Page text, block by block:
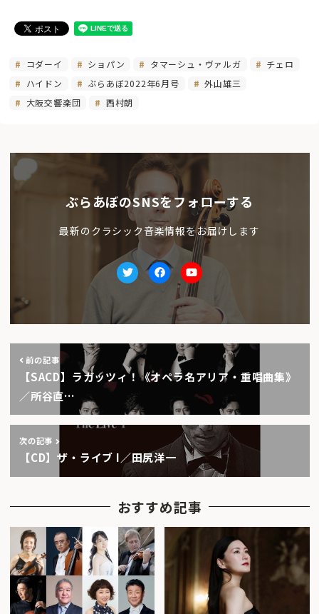
コダーイ ショパン タマーシュ・ヴァルガ
チェロ
ハイドン
ぶらあぼ2022年6月号
外山雄三
大阪交響楽団
西村朗
ぶらあぼのSNSをフォローする
最新のクラシック音楽情報をお届けします
TwitterfacebookYoutube
前の記事
【SACD】ラガッツィ！《オペラ名アリア・重唱曲集》
／所谷直…
次の記事
【CD】ザ・ライブ I／田尻洋一
おすすめ記事